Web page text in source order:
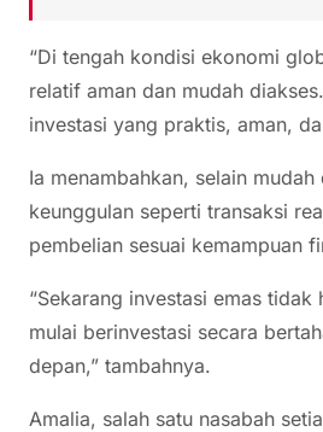
“Di tengah kondisi ekonomi
relatif aman dan mudah
investasi yang praktis, aman,
Ia menambahkan, selain
keunggulan seperti transaksi
pembelian sesuai kemampuan
“Sekarang investasi emas
mulai berinvestasi secara
depan,” tambahnya.
Amalia, salah satu nasabah